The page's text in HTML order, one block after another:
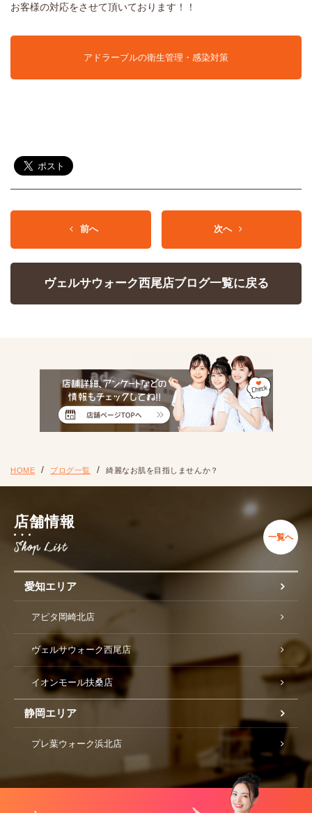
お客様の対応をさせて頂いております！！
アドラーブルの衛生管理・感染対策
前へ 次へ
ヴェルサウォーク西尾店ブログ一覧に戻る
HOME ブログ一覧 綺麗なお肌を目指しませんか？
店舗情報
一覧へ
愛知エリア
アピタ岡崎北店
ヴェルサウォーク西尾店
イオンモール扶桑店
静岡エリア
プレ葉ウォーク浜北店